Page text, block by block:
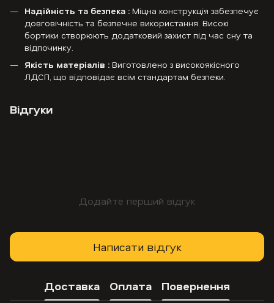
Надійність та безпека : Міцна конструкція забезпечує
довговічність та безпечне використання. Високі
бортики створюють додатковий захист під час сну та
відпочинку.
Якість матеріалів : Виготовлено з високоякісного
ЛДСП, що відповідає всім стандартам безпеки.
Відгуки
Додайте перший відгук
Написати відгук
Доставка Оплата Повернення